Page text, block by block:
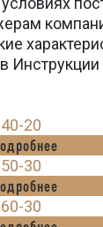
Инструкции
20
30
30